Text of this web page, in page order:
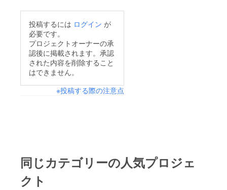
投稿するには ログイン が
必要です。
プロジェクトオーナーの承
認後に掲載されます。承認
された内容を削除すること
はできません。
※投稿する際の注意点
同じカテゴリーの人気プロジェ
クト